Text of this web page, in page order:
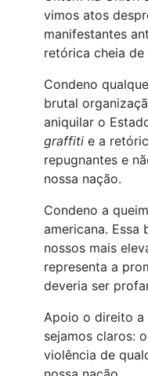
vimos atos
manifestantes
retórica cheia de
Condeno
brutal
aniquilar o
graffiti e a
repugnantes e
nossa nação.
Condeno a
americana. Essa
nossos mais
representa a
deveria ser
Apoio o direito a
sejamos claros:
violência de